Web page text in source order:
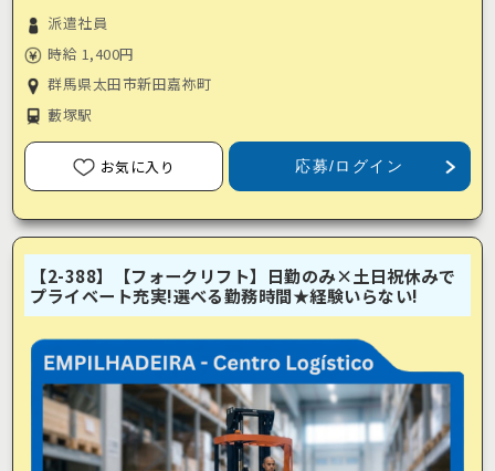
派遣社員
時給 1,400円
群馬県太田市新田嘉祢町
藪塚駅
お気に入り 応募/ログイン
【2-388】【フォークリフト】日勤のみ×土日祝休みで
プライベート充実!選べる勤務時間★経験いらない!